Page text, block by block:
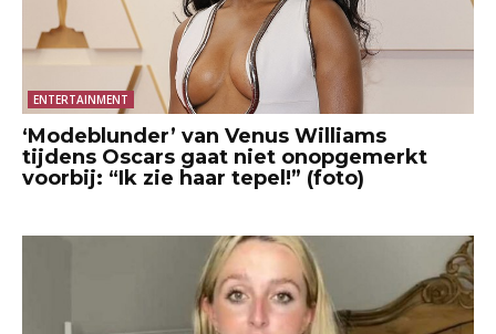
ENTERTAINMENT
‘Modeblunder’ van Venus Williams
tijdens Oscars gaat niet onopgemerkt
voorbij: “Ik zie haar tepel!” (foto)